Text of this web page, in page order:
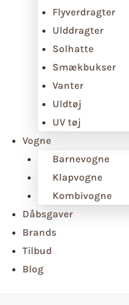
Flyverdragter
Ulddragter
Solhatte
Smækbukser
Vanter
Uldtøj
UV tøj
Vogne
Barnevogne
Klapvogne
Kombivogne
Dåbsgaver
Brands
Tilbud
Blog